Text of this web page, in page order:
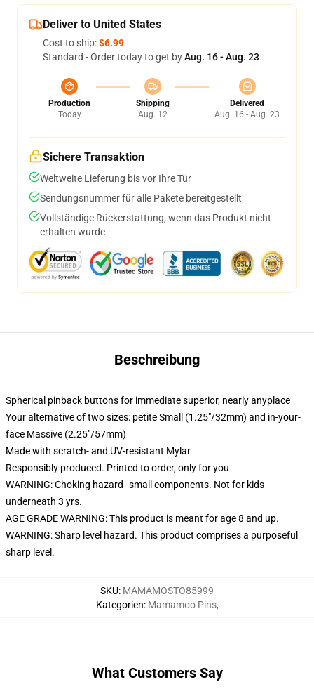
Deliver to United States
Cost to ship:$6.99
Standard - Order today to get byAug. 16 - Aug. 23
Production
Today
Shipping
Aug. 12
Delivered
Aug. 16 - Aug. 23
Sichere Transaktion
Weltweite Lieferung bis vor Ihre Tür
Sendungsnummer für alle Pakete bereitgestellt
Vollständige Rückerstattung, wenn das Produkt nicht
erhalten wurde
Beschreibung
Spherical pinback buttons for immediate superior, nearly anyplace
Your alternative of two sizes: petite Small (1.25"/32mm) and in-your-
face Massive (2.25"/57mm)
Made with scratch- and UV-resistant Mylar
Responsibly produced. Printed to order, only for you
WARNING: Choking hazard--small components. Not for kids
underneath 3 yrs.
AGE GRADE WARNING: This product is meant for age 8 and up.
WARNING: Sharp level hazard. This product comprises a purposeful
sharp level.
SKU: MAMAMOSTO85999
Kategorien: Mamamoo Pins,
What Customers Say